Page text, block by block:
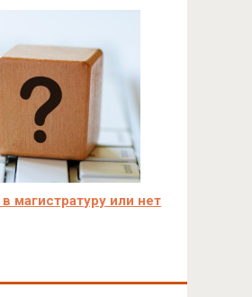
магистратуру или нет